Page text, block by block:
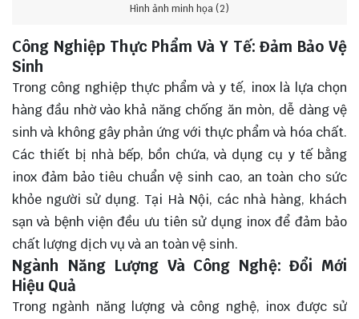
Hình ảnh minh họa (2)
Công Nghiệp Thực Phẩm Và Y Tế: Đảm Bảo Vệ
Sinh
Trong công nghiệp thực phẩm và y tế, inox là lựa chọn
hàng đầu nhờ vào khả năng chống ăn mòn, dễ dàng vệ
sinh và không gây phản ứng với thực phẩm và hóa chất.
Các thiết bị nhà bếp, bồn chứa, và dụng cụ y tế bằng
inox đảm bảo tiêu chuẩn vệ sinh cao, an toàn cho sức
khỏe người sử dụng. Tại Hà Nội, các nhà hàng, khách
sạn và bệnh viện đều ưu tiên sử dụng inox để đảm bảo
chất lượng dịch vụ và an toàn vệ sinh.
Ngành Năng Lượng Và Công Nghệ: Đổi Mới
Hiệu Quả
Trong ngành năng lượng và công nghệ, inox được sử